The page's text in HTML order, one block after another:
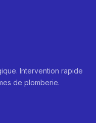
Intervention rapide
de plomberie.